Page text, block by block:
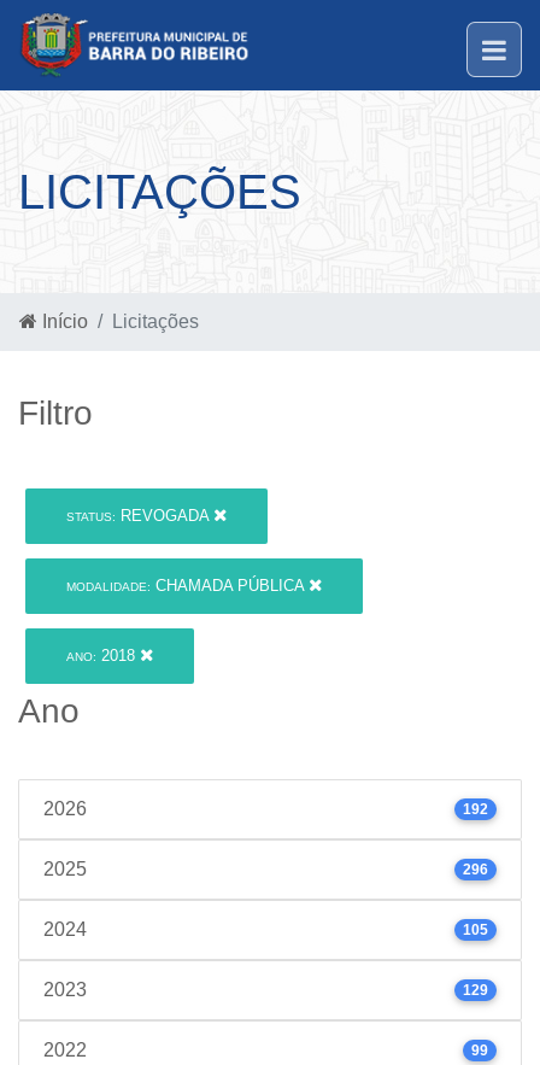
LICITAÇÕES
Início Licitações
Filtro
STATUS: REVOGADA
MODALIDADE: CHAMADA PÚBLICA
ANO: 2018
Ano
2026 192
2025 296
2024 105
2023 129
2022 99